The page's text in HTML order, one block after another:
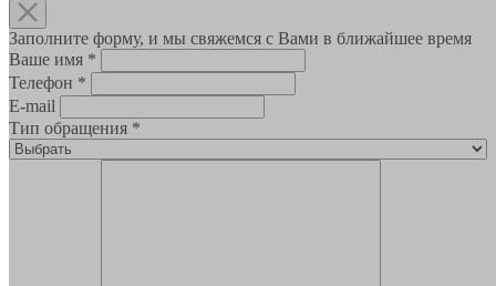
Заполните форму, и мы свяжемся с Вами в ближайшее время
Ваше имя *
Телефон *
E-mail
Тип обращения *